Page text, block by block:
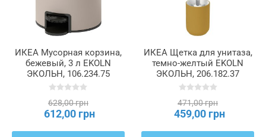
ИКЕА Мусорная корзина,
бежевый, 3 л EKOLN
ЭКОЛЬН, 106.234.75
628,00 грн
612,00 грн
ИКЕА Щетка для унитаза,
темно-желтый EKOLN
ЭКОЛЬН, 206.182.37
471,00 грн
459,00 грн